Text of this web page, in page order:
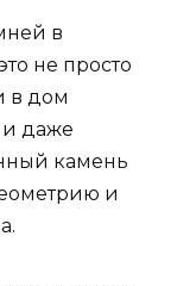
в
не просто
в дом
и даже
камень
и